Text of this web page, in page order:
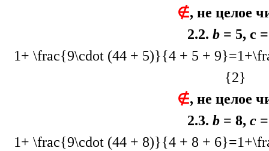
∉, не целое
2.2. b = 5, c
1+ \frac{9\cdot (44 + 5)}{4 + 5 +
{2}
∉, не целое
2.3. b = 8, c
1+ \frac{9\cdot (44 + 8)}{4 + 8 +